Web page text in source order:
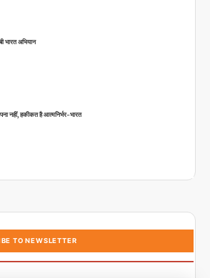
भारत अभियान
नहीं, हकीकत है आत्मनिर्भर-भारत
TO NEWSLETTER